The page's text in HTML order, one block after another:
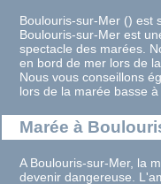
Boulouris-sur-Mer () est
Boulouris-sur-Mer est
spectacle des marées.
en bord de mer lors de
Nous vous conseillons
lors de la marée basse
Marée à
A Boulouris-sur-Mer, la
devenir dangereuse.